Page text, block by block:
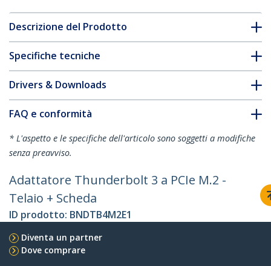
Descrizione del Prodotto
Specifiche tecniche
Drivers & Downloads
FAQ e conformità
* L'aspetto e le specifiche dell'articolo sono soggetti a modifiche
senza preavviso.
Adattatore Thunderbolt 3 a PCIe M.2 -
Telaio + Scheda
ID prodotto: BNDTB4M2E1
Diventa un partner
Dove comprare